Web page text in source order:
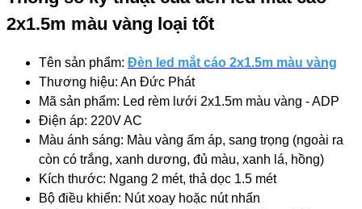
2x1.5m màu vàng loại tốt
Tên sản phẩm: Đèn led mắt cáo 2x1.5m màu vàng
Thương hiệu: An Đức Phát
Mã sản phẩm: Led rèm lưới 2x1.5m màu vàng - ADP
Điện áp: 220V AC
Màu ánh sáng: Màu vàng ấm áp, sang trọng (ngoài ra
còn có trắng, xanh dương, đủ màu, xanh lá, hồng)
Kích thước: Ngang 2 mét, thả dọc 1.5 mét
Bộ điều khiển: Nút xoay hoặc nút nhấn